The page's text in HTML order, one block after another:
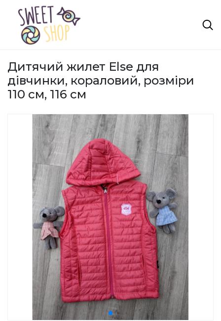
Дитячий жилет Else для
дівчинки, кораловий, розміри
110 см, 116 см